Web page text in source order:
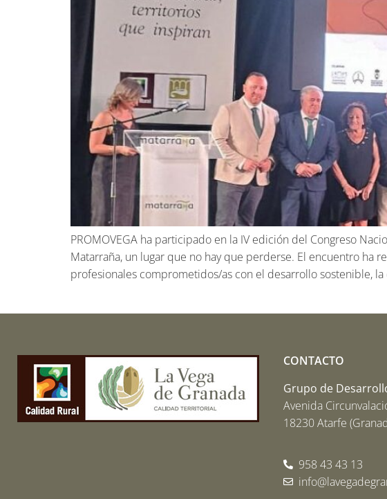
PROMOVEGA ha participado en la IV edición del Congreso
Matarraña, un lugar que no hay que perderse. El encuentro
profesionales comprometidos/as con el desarrollo sostenible,
CONTACTO
Grupo de
Avenida
18230 Atarfe
958 43 43 13